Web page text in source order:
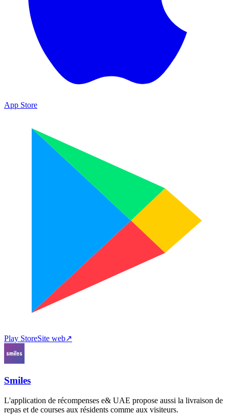
App Store
Play StoreSite web↗
Smiles
L'application de récompenses e& UAE propose aussi la livraison de
repas et de courses aux résidents comme aux visiteurs.